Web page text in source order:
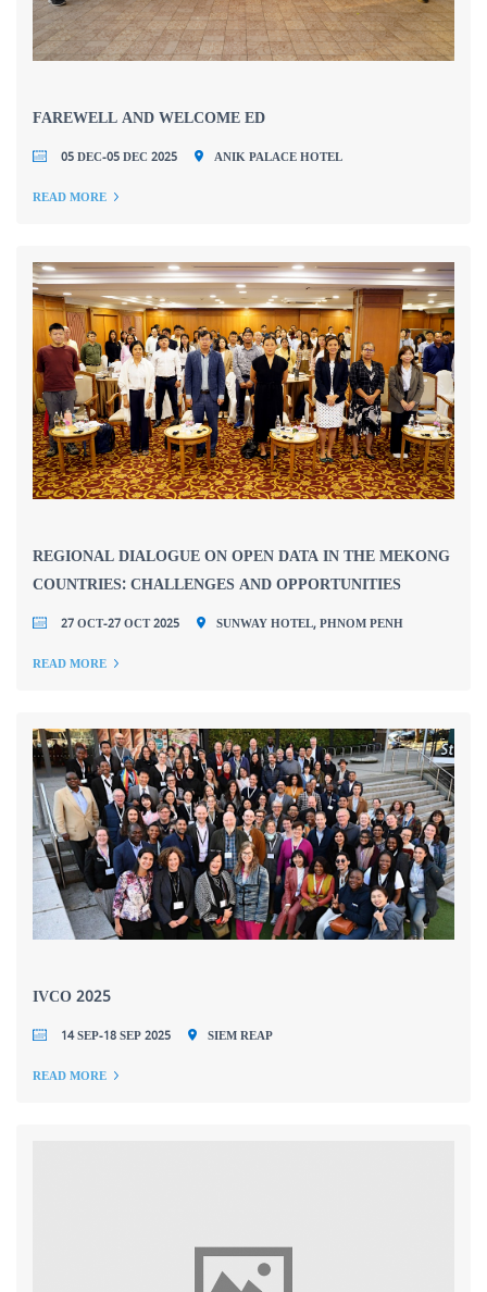
FAREWELL AND WELCOME ED
05 DEC-05 DEC 2025
ANIK PALACE HOTEL
READ MORE
REGIONAL DIALOGUE ON OPEN DATA IN THE MEKONG
COUNTRIES: CHALLENGES AND OPPORTUNITIES
27 OCT-27 OCT 2025
SUNWAY HOTEL, PHNOM PENH
READ MORE
IVCO 2025
14 SEP-18 SEP 2025
SIEM REAP
READ MORE